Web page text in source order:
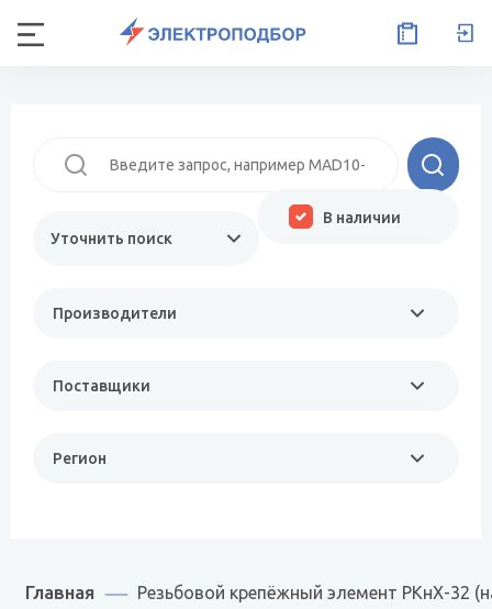
Уточнить поиск
Производители
Поставщики
Регион
В наличии
Главная Резьбовой крепёжный элемент РКнХ-32